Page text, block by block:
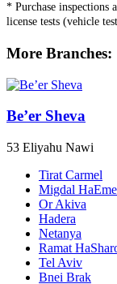
* Purchase inspections
license tests (vehicle
More Branches:
Be’er Sheva
53 Eliyahu Nawi
Tirat Carmel
Migdal
Or Akiva
Hadera
Netanya
Ramat
Tel Aviv
Bnei Brak